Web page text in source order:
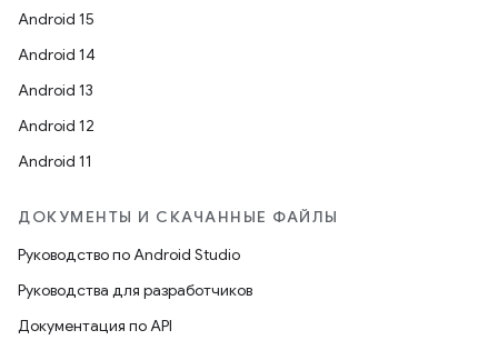
Android 15
Android 14
Android 13
Android 12
Android 11
ДОКУМЕНТЫ И СКАЧАННЫЕ ФАЙЛЫ
Руководство по Android Studio
Руководства для разработчиков
Документация по API